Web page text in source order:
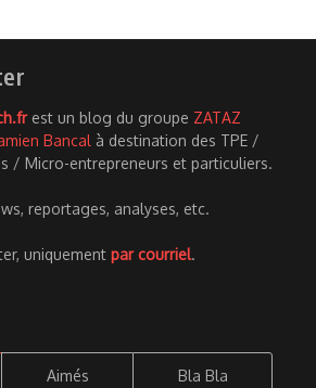
est un blog du groupe ZATAZ
Bancal à destination des TPE /
/ Micro-entrepreneurs et particuliers.
reportages, analyses, etc.
uniquement par courriel.
Aimés Bla Bla